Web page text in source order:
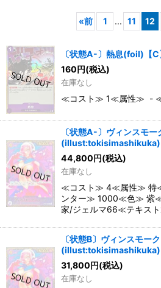
«前 1 ... 11 12
〔状態A-〕熱息(foil)【
160円(税込)
在庫なし
≪コスト≫ 1≪属性≫ -
〔状態A-〕ヴィンスモー
44,800円(税込)
在庫なし
≪コスト≫ 4≪属性≫ 特
ンター≫ 1000≪色≫ 紫≪
家/ジェルマ66≪テキス
〔状態B〕ヴィンスモー
31,800円(税込)
在庫なし